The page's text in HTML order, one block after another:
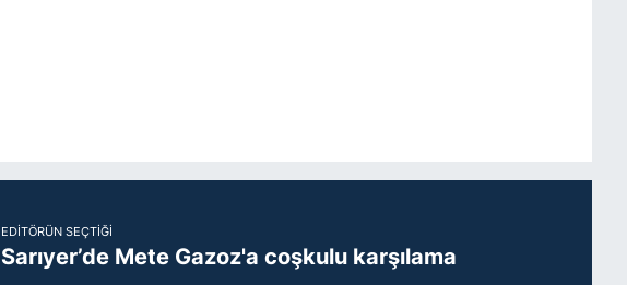
EDITÖRÜN SEÇTIĞI
Sarıyer’de Mete Gazoz'a coşkulu karşılama